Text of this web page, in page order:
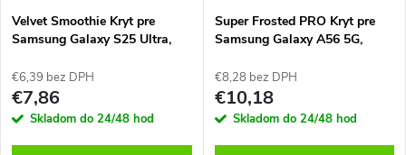
Velvet Smoothie Kryt pre
Samsung Galaxy S25 Ultra,
€6,39 bez DPH
€7,86
Skladom do 24/48 hod
Super Frosted PRO Kryt pre
Samsung Galaxy A56 5G,
€8,28 bez DPH
€10,18
Skladom do 24/48 hod